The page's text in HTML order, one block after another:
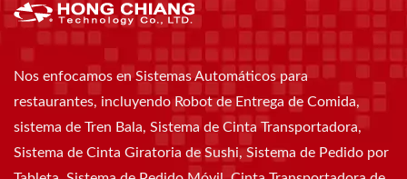
Nos enfocamos en Sistemas Automáticos para
restaurantes, incluyendo Robot de Entrega de Comida,
sistema de Tren Bala, Sistema de Cinta Transportadora,
Sistema de Cinta Giratoria de Sushi, Sistema de Pedido por